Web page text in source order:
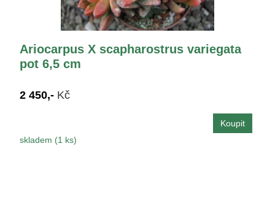
Ariocarpus X scapharostrus variegata
pot 6,5 cm
2 450,- Kč
skladem (1 ks)